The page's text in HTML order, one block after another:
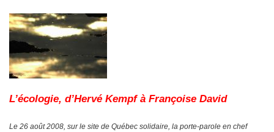
L’écologie, d’Hervé Kempf à Françoise David
Le 26 août 2008, sur le site de Québec solidaire, la porte-parole en chef